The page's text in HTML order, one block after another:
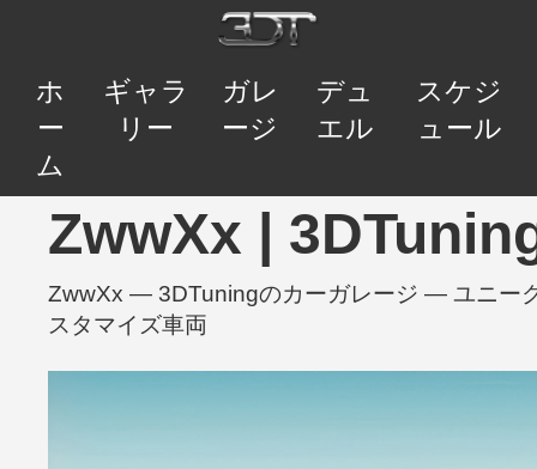
ホ
ー
ム
ギャラ
リー
ガレ
ージ
デュ
エル
スケジ
ュール
ZwwXx |
ZwwXx — 3DTuningのカーガレージ — ユニー
スタマイズ車両